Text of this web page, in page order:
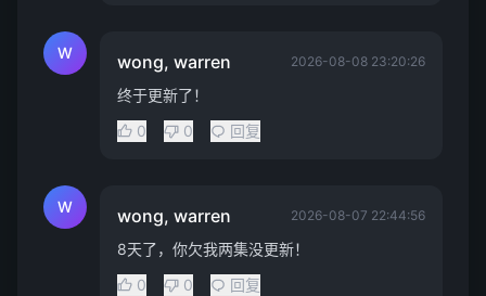
W wong, warren 2026-08-08 23:20:26
终于更新了！
0
0 回复
W wong, warren 2026-08-07 22:44:56
8天了，你欠我两集没更新！
0
0 回复